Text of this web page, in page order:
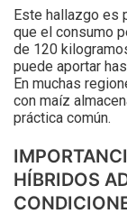
Este hallazgo es
que el consumo
de 120
puede aportar
En muchas
con maíz
práctica común.
HÍBRIDOS